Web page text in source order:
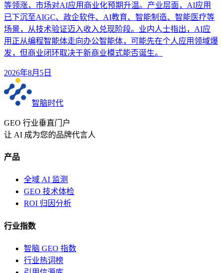
等领涨，市场对AI应用商业化预期升温。产业层面，AI应用
已下沉至AIGC、政企软件、AI教育、智能制造、智能医疗等
场景，从技术验证迈入收入兑现阶段。业内人士指出，AI应
用正从编程智能体走向办公智能体，可能先在个人应用领域爆
发，但商业闭环取决于新商业模式能否诞生。
2026年8月5日
智脑时代
GEO 行业垂直门户
让 AI 成为您的品牌代言人
产品
全域 AI 监测
GEO 技术体检
ROI 归因分析
行业指数
智脑 GEO 指数
行业热词榜